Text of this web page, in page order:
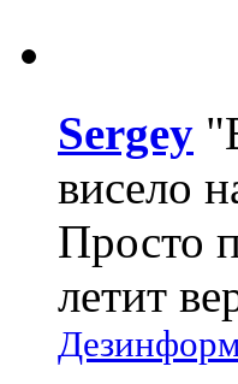
Sergey
висело
Просто
летит